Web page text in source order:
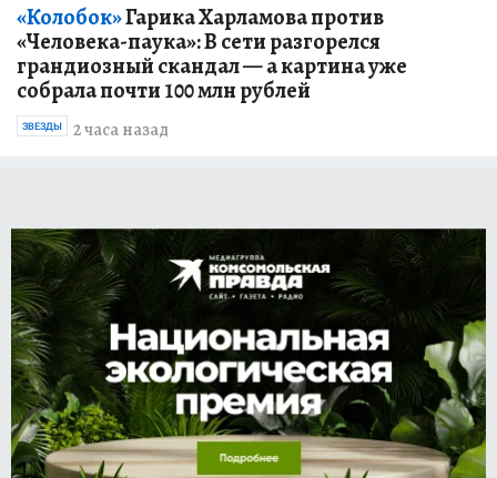
«Колобок»Гарика Харламова против
«Человека-паука»: В сети разгорелся
грандиозный скандал — а картина уже
собрала почти 100 млн рублей
2 часа назад
ЗВЕЗДЫ